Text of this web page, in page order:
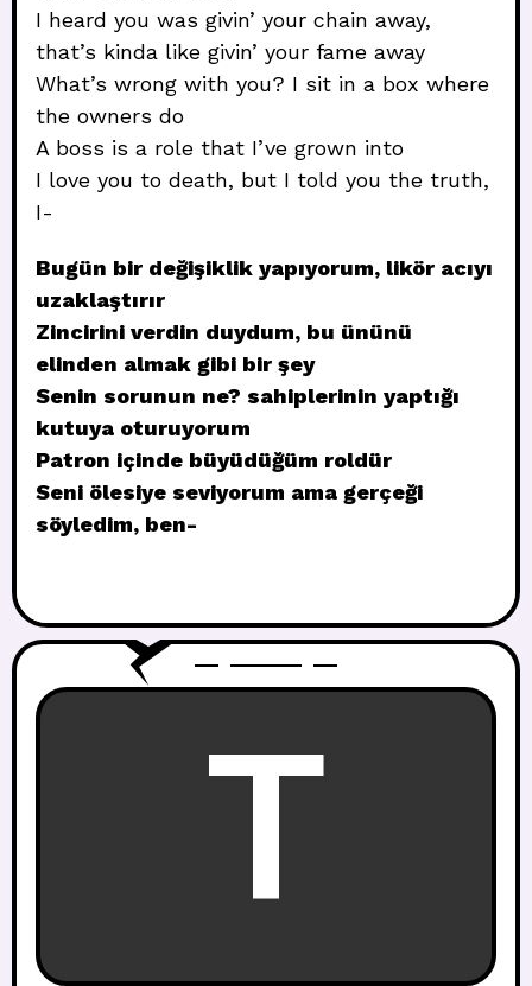
I heard you was givin’ your chain away,
that’s kinda like givin’ your fame away
What’s wrong with you? I sit in a box where
the owners do
A boss is a role that I’ve grown into
I love you to death, but I told you the truth,
I-
Bugün bir değişiklik yapıyorum, likör acıyı
uzaklaştırır
Zincirini verdin duydum, bu ününü
elinden almak gibi bir şey
Senin sorunun ne? sahiplerinin yaptığı
kutuya oturuyorum
Patron içinde büyüdüğüm roldür
Seni ölesiye seviyorum ama gerçeği
söyledim, ben-
T